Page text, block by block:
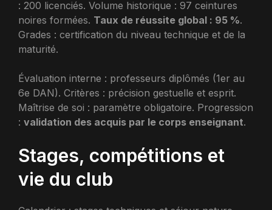
: 200 licenciés. Volume historique : 97 ceintures
noires formées. Taux de réussite global : 95 %.
Grades : certification du niveau technique et de la
maturité.
Évaluation interne : professeurs diplômés (1er au
6e DAN). Critères : précision gestuelle et esprit.
Maîtrise de soi : paramètre obligatoire. Progression
: validation des acquis par le corps enseignant.
Stages, compétitions et
vie du club